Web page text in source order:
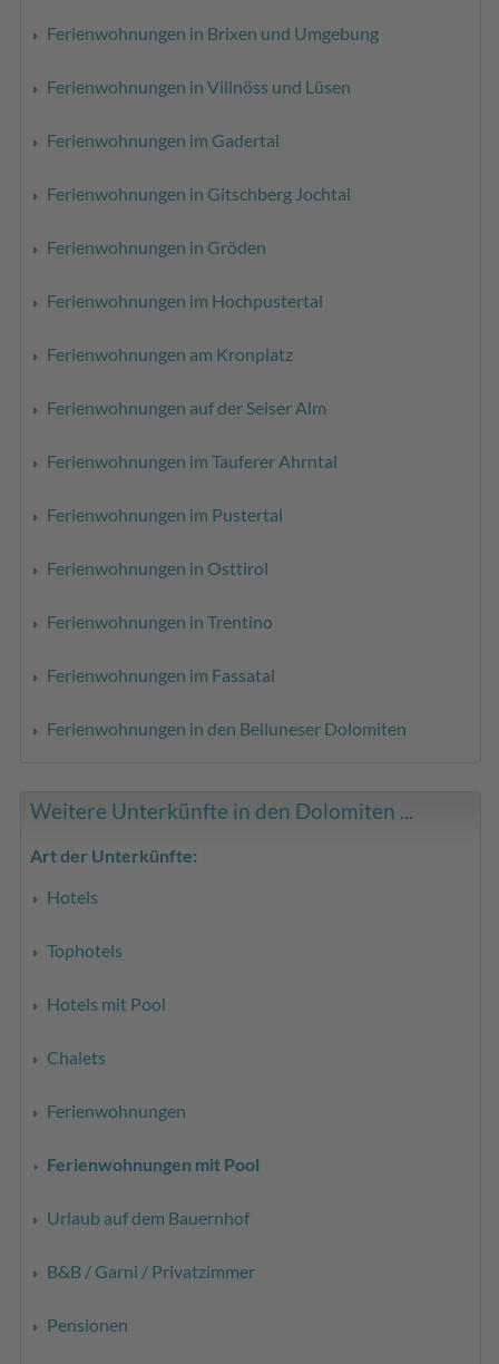
Ferienwohnungen in Brixen und Umgebung
Ferienwohnungen in Villnöss und Lüsen
Ferienwohnungen im Gadertal
Ferienwohnungen in Gitschberg Jochtal
Ferienwohnungen in Gröden
Ferienwohnungen im Hochpustertal
Ferienwohnungen am Kronplatz
Ferienwohnungen auf der Seiser Alm
Ferienwohnungen im Tauferer Ahrntal
Ferienwohnungen im Pustertal
Ferienwohnungen in Osttirol
Ferienwohnungen in Trentino
Ferienwohnungen im Fassatal
Ferienwohnungen in den Belluneser Dolomiten
Weitere Unterkünfte in den Dolomiten ...
Art der Unterkünfte:
Hotels
Tophotels
Hotels mit Pool
Chalets
Ferienwohnungen
Ferienwohnungen mit Pool
Urlaub auf dem Bauernhof
B&B / Garni / Privatzimmer
Pensionen